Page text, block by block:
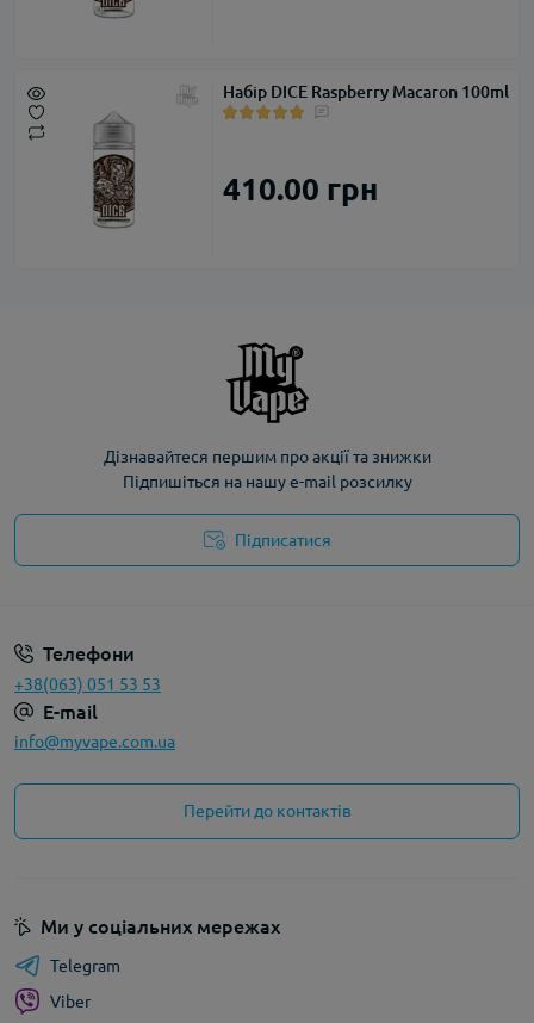
Набір DICE Raspberry Macaron 100ml
410.00 грн
Дізнавайтеся першим про акції та знижки
Підпишіться на нашу e-mail розсилку
Підписатися
Телефони
+38(063) 051 53 53
E-mail
info@myvape.com.ua
Перейти до контактів
Ми у соціальних мережах
Telegram
Viber